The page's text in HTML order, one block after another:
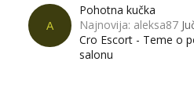
A
Pohotna kučka
Najnovija: aleksa87
Cro Escort - Teme o
salonu